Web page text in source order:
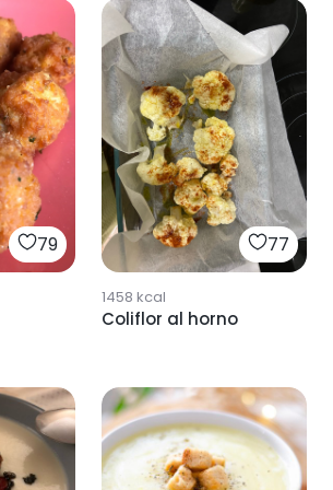
79 77
1458 kcal
Coliflor al horno